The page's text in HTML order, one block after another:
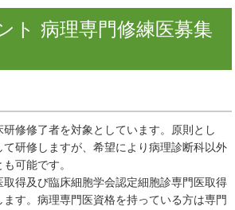
ト 病理専門修練医募集
修修了者を対象としています。原則とし
研修しますが、希望により病理診断科以外
可能です。
得及び臨床細胞学会認定細胞診専門医取得
す。病理専門医資格を持っている方は専門